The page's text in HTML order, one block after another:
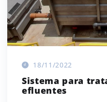
18/11/2022
Sistema para
efluentes